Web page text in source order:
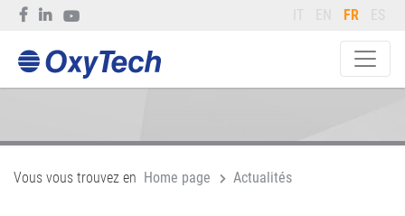
IT EN FR ES
Vous vous trouvez en Home page Actualités